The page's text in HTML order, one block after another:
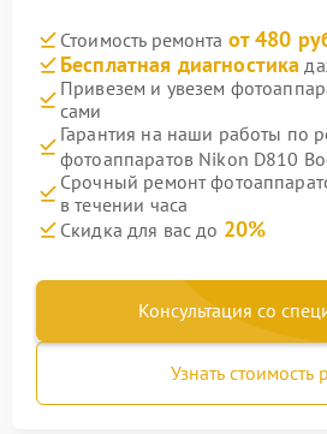
Стоимость ремонта от 480
Бесплатная диагностика
Привезем и увезем
сами
Гарантия на наши работы по
фотоаппаратов Nikon D810
Срочный ремонт
в течении часа
Скидка для вас до 20%
Консультация со
Узнать стоимость